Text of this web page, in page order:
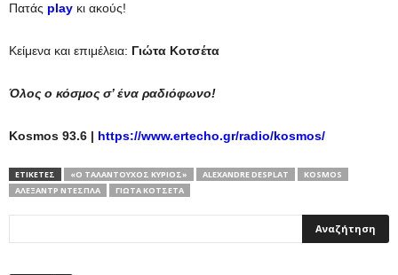
Πατάς play κι ακούς!
Κείμενα και επιμέλεια: Γιώτα Κοτσέτα
Όλος ο κόσμος σ’ ένα ραδιόφωνο!
Kosmos 93.6 | https://www.ertecho.gr/radio/kosmos/
ΕΤΙΚΕΤΕΣ «Ο ΤΑΛΑΝΤΟΎΧΟΣ ΚΎΡΙΟΣ» ALEXANDRE DESPLAT
KOSMOS
ΑΛΕΞΆΝΤΡ ΝΤΕΣΠΛΆ
ΓΙΏΤΑ ΚΟΤΣΈΤΑ